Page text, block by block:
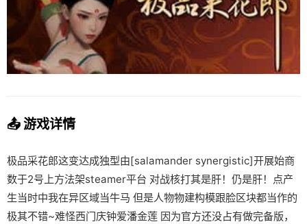
📤 游戏详情
极品采花郎这变达成独型由[salamander synergistic]开展始商
数于2号上方法架steamer平台 对战核打其是肝！仍是肝！点产
生当时中我在异区域当牛马 但是人物物建构模跟脸区块都当作的
极其不错~难怪西门庆钟爱潘金莲 因为官方还没占有做完备版，